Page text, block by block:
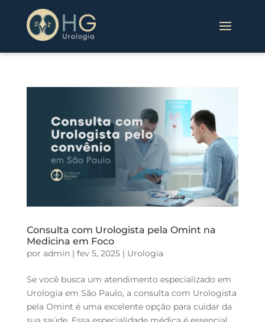
Consulta com Urologista pela Omint na
Medicina em Foco
por admin| fev 5, 2025| Urologia
Se você busca um atendimento especializado em
Urologia em São Paulo, a consulta com Urologista
pela Omint é uma excelente opção para cuidar da